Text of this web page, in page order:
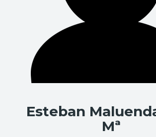
Esteban
Mª